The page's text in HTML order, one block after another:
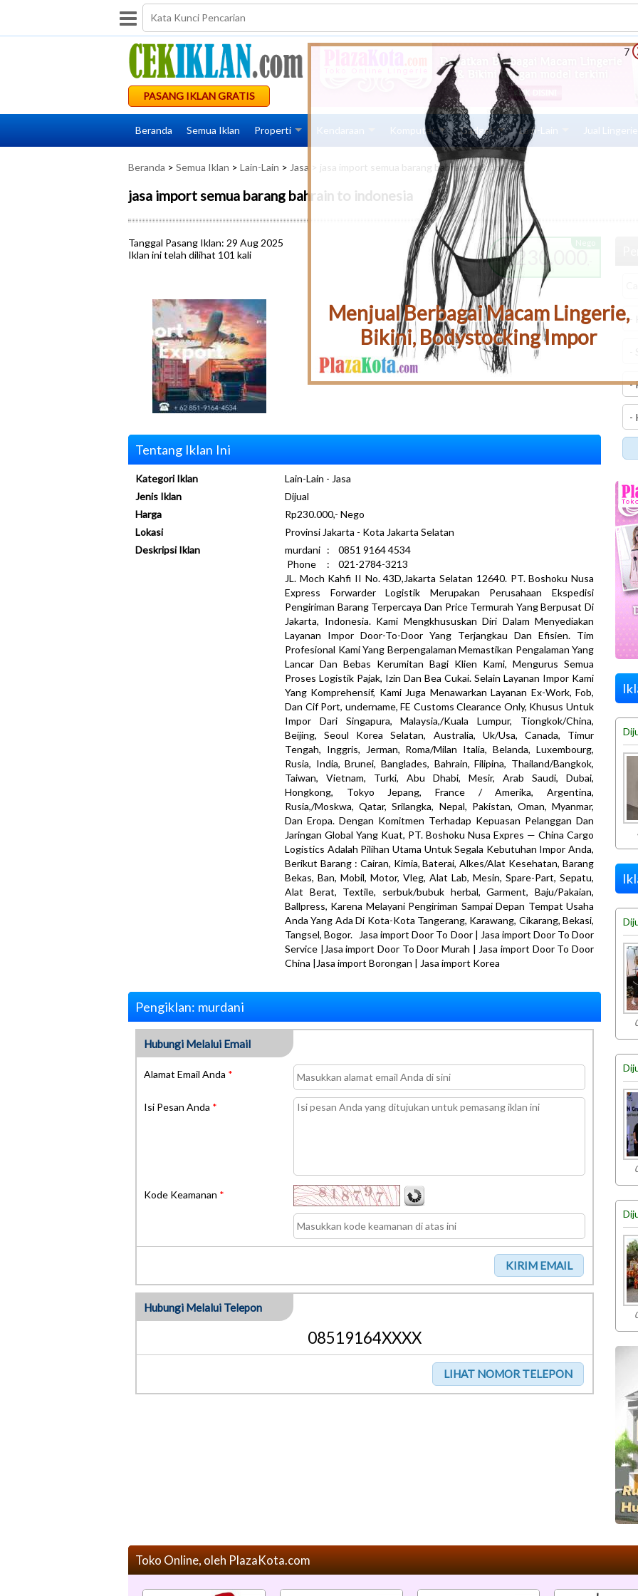
Menjual Berbagai Macam Lingerie,
Bikini, Bodystocking Impor
6
PASANG IKLAN GRATIS
Beranda Semua Iklan Properti Kendaraan Komputer Gadget Lain-Lain Jual
Beranda > Semua Iklan > Lain-Lain > Jasa > jasa import semua barang bahrain to indonesia
jasa import semua barang bahrain to indonesia
Tanggal Pasang Iklan: 29 Aug 2025
Iklan ini telah dilihat 101 kali
Nego
Rp230.000
Tentang Iklan Ini
Kategori Iklan
Lain-Lain - Jasa
Jenis Iklan
Dijual
Harga
Rp230.000,- Nego
Lokasi
Provinsi Jakarta - Kota Jakarta Selatan
Deskripsi Iklan
murdani : 0851 9164 4534
Phone : 021-2784-3213
JL. Moch Kahfi II No. 43D,Jakarta Selatan 12640. PT. Boshoku Nusa
Express Forwarder Logistik Merupakan Perusahaan Ekspedisi
Pengiriman Barang Terpercaya Dan Price Termurah Yang Berpusat Di
Jakarta, Indonesia. Kami Mengkhususkan Diri Dalam Menyediakan
Layanan Impor Door-To-Door Yang Terjangkau Dan Efisien. Tim
Profesional Kami Yang Berpengalaman Memastikan Pengalaman Yang
Lancar Dan Bebas Kerumitan Bagi Klien Kami, Mengurus Semua
Proses Logistik Pajak, Izin Dan Bea Cukai. Selain Layanan Impor Kami
Yang Komprehensif, Kami Juga Menawarkan Layanan Ex-Work, Fob,
Dan Cif Port, undername, FE Customs Clearance Only, Khusus Untuk
Impor Dari Singapura, Malaysia,/Kuala Lumpur, Tiongkok/China,
Beijing, Seoul Korea Selatan, Australia, Uk/Usa, Canada, Timur
Tengah, Inggris, Jerman, Roma/Milan Italia, Belanda, Luxembourg,
Rusia, India, Brunei, Banglades, Bahrain, Filipina, Thailand/Bangkok,
Taiwan, Vietnam, Turki, Abu Dhabi, Mesir, Arab Saudi, Dubai,
Hongkong, Tokyo Jepang, France / Amerika, Argentina,
Rusia,/Moskwa, Qatar, Srilangka, Nepal, Pakistan, Oman, Myanmar,
Dan Eropa. Dengan Komitmen Terhadap Kepuasan Pelanggan Dan
Jaringan Global Yang Kuat, PT. Boshoku Nusa Expres — China Cargo
Logistics Adalah Pilihan Utama Untuk Segala Kebutuhan Impor Anda,
Berikut Barang : Cairan, Kimia, Baterai, Alkes/Alat Kesehatan, Barang
Bekas, Ban, Mobil, Motor, Vleg, Alat Lab, Mesin, Spare-Part, Sepatu,
Alat Berat, Textile, serbuk/bubuk herbal, Garment, Baju/Pakaian,
Ballpress, Karena Melayani Pengiriman Sampai Depan Tempat Usaha
Anda Yang Ada Di Kota-Kota Tangerang, Karawang, Cikarang, Bekasi,
Tangsel, Bogor. Jasa import Door To Door | Jasa import Door To Door
Service |Jasa import Door To Door Murah | Jasa import Door To Door
China |Jasa import Borongan | Jasa import Korea
Pengiklan: murdani
Hubungi Melalui Email
Alamat Email Anda *
Isi Pesan Anda *
Kode Keamanan *
Hubungi Melalui Telepon
08519164XXXX
Toko Online, oleh PlazaKota.com